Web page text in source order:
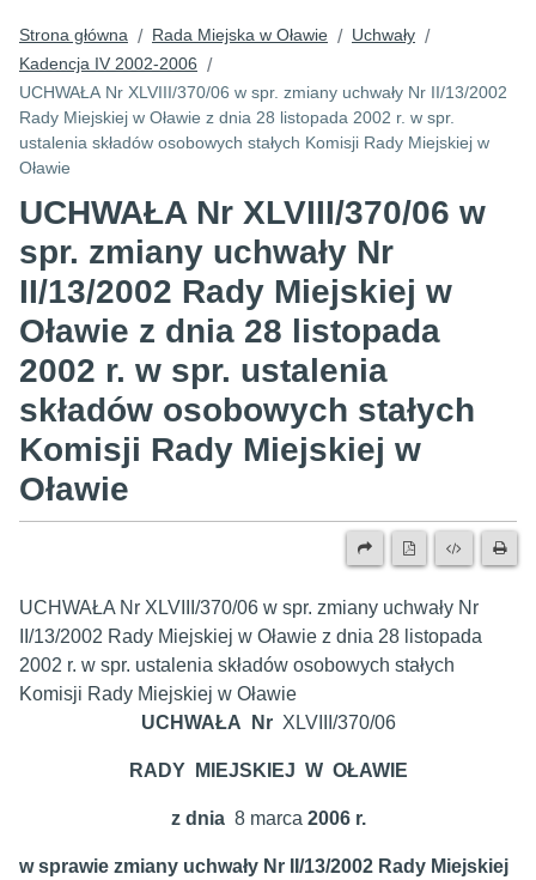
Strona główna / Rada Miejska w Oławie / Uchwały /
Kadencja IV 2002-2006 /
UCHWAŁA Nr XLVIII/370/06 w spr. zmiany uchwały Nr II/13/2002
Rady Miejskiej w Oławie z dnia 28 listopada 2002 r. w spr.
ustalenia składów osobowych stałych Komisji Rady Miejskiej w
Oławie
UCHWAŁA Nr XLVIII/370/06 w
spr. zmiany uchwały Nr
II/13/2002 Rady Miejskiej w
Oławie z dnia 28 listopada
2002 r. w spr. ustalenia
składów osobowych stałych
Komisji Rady Miejskiej w
Oławie
UCHWAŁA Nr XLVIII/370/06 w spr. zmiany uchwały Nr
II/13/2002 Rady Miejskiej w Oławie z dnia 28 listopada
2002 r. w spr. ustalenia składów osobowych stałych
Komisji Rady Miejskiej w Oławie
UCHWAŁA Nr XLVIII/370/06
RADY MIEJSKIEJ W OŁAWIE
z dnia 8 marca 2006 r.
w sprawie zmiany uchwały Nr II/13/2002 Rady Miejskiej